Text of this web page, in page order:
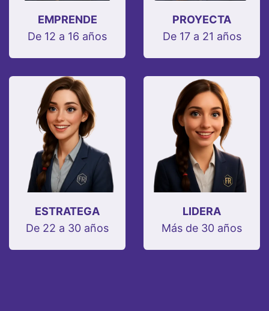
EMPRENDE
De 12 a 16 años
PROYECTA
De 17 a 21 años
ESTRATEGA
De 22 a 30 años
LIDERA
Más de 30 años